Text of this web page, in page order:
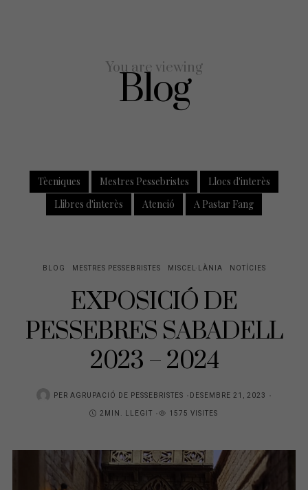
You are viewing
Blog
Tècniques Mestres Pessebristes
Llocs d'interès
Llibres d'interès
Atenció A Pastar Fang
BLOG MESTRES PESSEBRISTES MISCEL·LÀNIA NOTÍCIES
EXPOSICIÓ DE
PESSEBRES SABADELL
2023 – 2024
PER AGRUPACIÓ DE PESSEBRISTES
POSTED
ON
DESEMBRE 21, 2023
2MIN. LLEGIT
1575 VISITES